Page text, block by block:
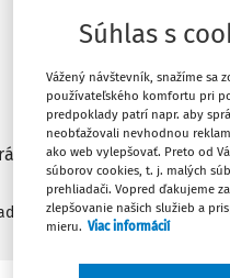
Janka Jesenského,
dokumentov: 1
Súhlas s
Vážený návštevník, snažíme sa
používateľského komfortu pri
predpoklady patrí napr. aby
neobťažovali nevhodnou
ako web vylepšovať. Preto od
súborov cookies, t. j. malých
prehliadači. Vopred ďakujeme
zlepšovanie našich služieb a
mieru. Viac informácií